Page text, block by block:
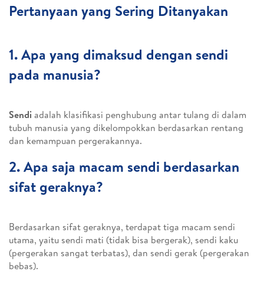
Pertanyaan yang Sering Ditanyakan
1. Apa yang dimaksud dengan sendi
pada manusia?
Sendiadalah klasifikasi penghubung antar tulang di dalam
tubuh manusia yang dikelompokkan berdasarkan rentang
dan kemampuan pergerakannya.
2. Apa saja macam sendi berdasarkan
sifat geraknya?
Berdasarkan sifat geraknya, terdapat tiga macam sendi
utama, yaitu sendi mati (tidak bisa bergerak), sendi kaku
(pergerakan sangat terbatas), dan sendi gerak (pergerakan
bebas).